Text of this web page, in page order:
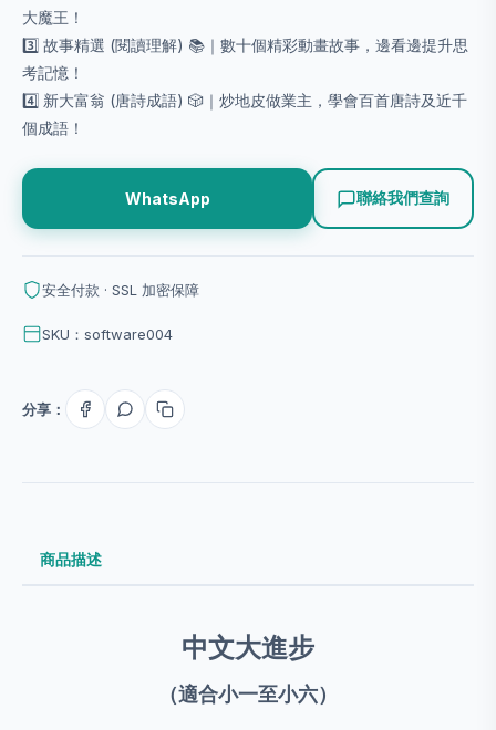
大魔王！
3️⃣ 故事精選 (閱讀理解) 📚｜數十個精彩動畫故事，邊看邊提升思
考記憶！
4️⃣ 新大富翁 (唐詩成語) 🎲｜炒地皮做業主，學會百首唐詩及近千
個成語！
WhatsApp 聯絡我們查詢
安全付款 · SSL 加密保障
SKU：software004
分享：
商品描述
中文大進步
（適合小一至小六）